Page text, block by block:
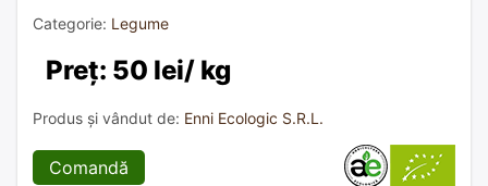
Categorie: Legume
Preț: 50 lei/ kg
Produs și vândut de: Enni Ecologic S.R.L.
Comandă